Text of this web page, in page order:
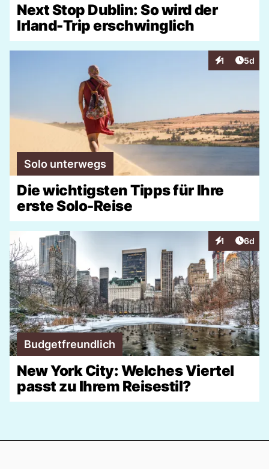
Next Stop Dublin: So wird der
Irland-Trip erschwinglich
1
Interaktionen
5d
Solo unterwegs
Die wichtigsten Tipps für Ihre
erste Solo-Reise
1
Interaktionen
6d
Budgetfreundlich
New York City: Welches Viertel
passt zu Ihrem Reisestil?